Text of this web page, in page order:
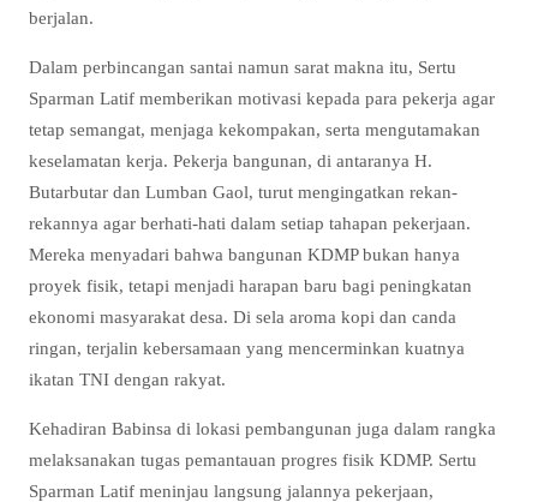
berjalan.
Dalam perbincangan santai namun sarat makna itu, Sertu
Sparman Latif memberikan motivasi kepada para pekerja agar
tetap semangat, menjaga kekompakan, serta mengutamakan
keselamatan kerja. Pekerja bangunan, di antaranya H.
Butarbutar dan Lumban Gaol, turut mengingatkan rekan-
rekannya agar berhati-hati dalam setiap tahapan pekerjaan.
Mereka menyadari bahwa bangunan KDMP bukan hanya
proyek fisik, tetapi menjadi harapan baru bagi peningkatan
ekonomi masyarakat desa. Di sela aroma kopi dan canda
ringan, terjalin kebersamaan yang mencerminkan kuatnya
ikatan TNI dengan rakyat.
Kehadiran Babinsa di lokasi pembangunan juga dalam rangka
melaksanakan tugas pemantauan progres fisik KDMP. Sertu
Sparman Latif meninjau langsung jalannya pekerjaan,